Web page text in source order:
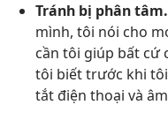
Tránh bị phân tâm.
mình, tôi nói cho
cần tôi giúp bất cứ
tôi biết trước khi tôi
tắt điện thoại và